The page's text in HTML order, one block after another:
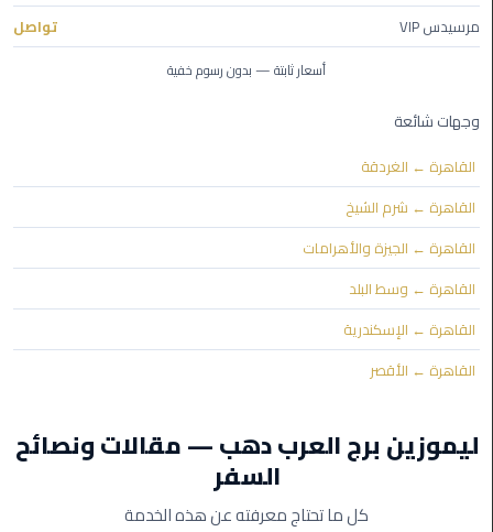
ليموزين
ليموزين
ليموزين
الإسماعيلية
ليموزين
المنوفية
ليموزين
البحيرة
ليموزين
بلطيم
مرسيدس VIP
تواصل
أسعار ثابتة — بدون رسوم خفية
وجهات شائعة
القاهرة ← الغردقة
القاهرة ← شرم الشيخ
القاهرة ← الجيزة والأهرامات
القاهرة ← وسط البلد
القاهرة ← الإسكندرية
القاهرة ← الأقصر
ليموزين برج العرب دهب — مقالات ونصائح
السفر
كل ما تحتاج معرفته عن هذه الخدمة